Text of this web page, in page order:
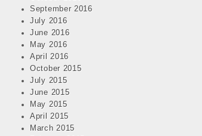
September 2016
July 2016
June 2016
May 2016
April 2016
October 2015
July 2015
June 2015
May 2015
April 2015
March 2015